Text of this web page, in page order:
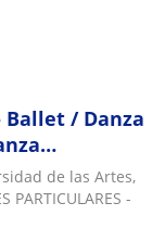
Ballet / Danza
de las Artes,
PARTICULARES -